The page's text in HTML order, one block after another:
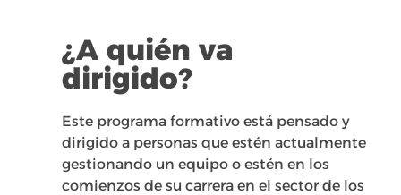
¿A quién va
dirigido?
Este programa formativo está pensado y
dirigido a personas que estén actualmente
gestionando un equipo o estén en los
comienzos de su carrera en el sector de los